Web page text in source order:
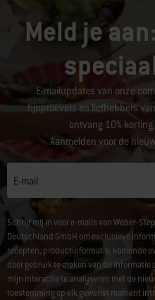
Meld je
E-mailupdates van onze
fijnproevers en liefhebbers
ontvang 10%
Aanmelden voor de
E-mail
Schrijf mij in voor e-mails van Weber-
Deutschland GmbH om exclusieve
recepten, productinformatie, komende
door gebruik te maken van de
mijn interactie te analyseren met de
toestemming op elk gewenst moment